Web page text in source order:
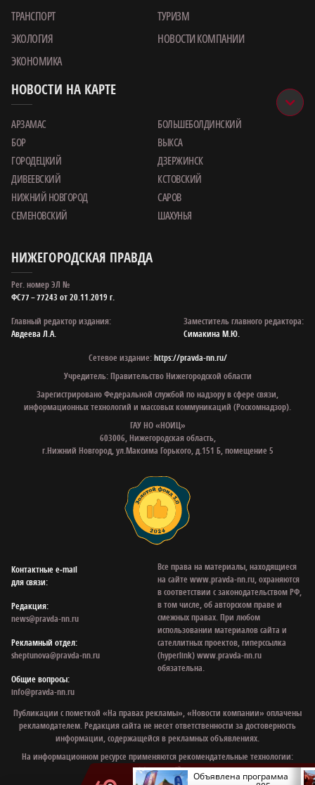
ТРАНСПОРТ
ТУРИЗМ
ЭКОЛОГИЯ
НОВОСТИ КОМПАНИИ
ЭКОНОМИКА
НОВОСТИ НА КАРТЕ
АРЗАМАС
БОЛЬШЕБОЛДИНСКИЙ
БОР
ВЫКСА
ГОРОДЕЦКИЙ
ДЗЕРЖИНСК
ДИВЕЕВСКИЙ
КСТОВСКИЙ
НИЖНИЙ НОВГОРОД
САРОВ
СЕМЕНОВСКИЙ
ШАХУНЬЯ
НИЖЕГОРОДСКАЯ ПРАВДА
Рег. номер ЭЛ №
ФС77 – 77243 от 20.11.2019 г.
Главный редактор издания:
Авдеева Л.А.
Заместитель главного редактора:
Симакина М.Ю.
Сетевое издание:https://pravda-nn.ru/
Учредитель: Правительство Нижегородской области
Зарегистрировано Федеральной службой по надзору в сфере связи,
информационных технологий и массовых коммуникаций (Роскомнадзор).
ГАУ НО «НОИЦ»
603006, Нижегородская область,
г.Нижний Новгород, ул.Максима Горького, д.151 Б, помещение 5
Контактные e‑mail
для связи:
Редакция:
news@pravda-nn.ru
Рекламный отдел:
sheptunova@pravda-nn.ru
Общие вопросы:
info@pravda-nn.ru
Все права на материалы, находящиеся
на сайте www.pravda-nn.ru, охраняются
в соответствии с законодательством РФ,
в том числе, об авторском праве и
смежных правах. При любом
использовании материалов сайта и
сателлитных проектов, гиперссылка
(hyperlink) www.pravda-nn.ru
обязательна.
Публикации с пометкой «На правах рекламы», «Новости компании» оплачены
рекламодателем. Редакция сайта не несет ответственности за достоверность
информации, содержащейся в рекламных объявлениях.
На информационном ресурсе применяются рекомендательные технологии:
mirtesen,smi2.
В Керженском
Объявлена программа